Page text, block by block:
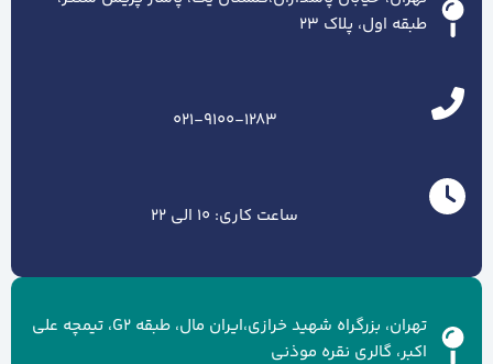
طبقه اول، پلاک ۲۳
021-9100-1283
ساعت کاری: 10 الی 22
تهران، بزرگراه شهید خرازی،ایران مال، طبقه G2، تیمچه علی
اکبر، گالری نقره موذنی